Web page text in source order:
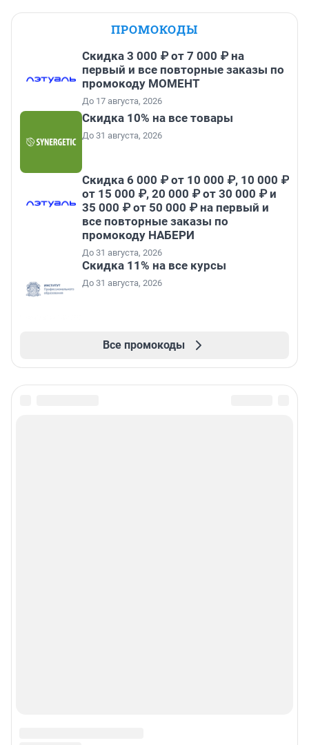
ПРОМОКОДЫ
Скидка 3 000 ₽ от 7 000 ₽ на
первый и все повторные заказы по
промокоду МОМЕНТ
До 17 августа, 2026
Скидка 10% на все товары
До 31 августа, 2026
Скидка 6 000 ₽ от 10 000 ₽, 10 000 ₽
от 15 000 ₽, 20 000 ₽ от 30 000 ₽ и
35 000 ₽ от 50 000 ₽ на первый и
все повторные заказы по
промокоду НАБЕРИ
До 31 августа, 2026
Скидка 11% на все курсы
До 31 августа, 2026
Все промокоды